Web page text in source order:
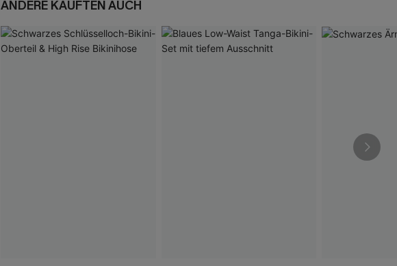
ANDERE KAUFTEN AUCH